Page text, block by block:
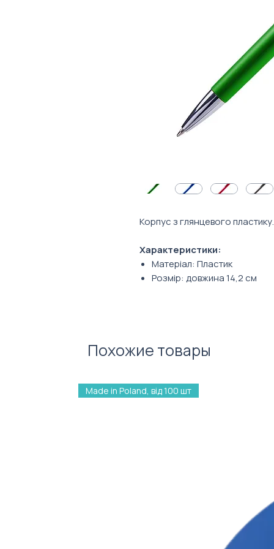
Корпус з глянцевого пластику.
Характеристики:
Матеріал: Пластик
Розмір: довжина 14,2 см
Похожие товары
Made in Poland, від 100 шт